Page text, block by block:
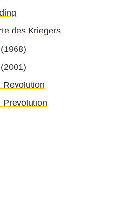
des Kriegers
(1968)
(2001)
Revolution
Prevolution